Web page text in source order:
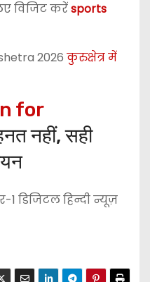
विजिट करेंsports
2026 कुरुक्षेत्र में
for
नहीं, सही
1 डिजिटल हिन्दी न्यूज़